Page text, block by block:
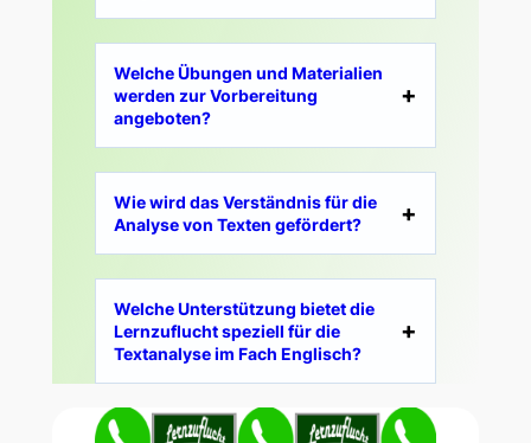
Welche Übungen und Materialien
werden zur Vorbereitung
angeboten?
Wie wird das Verständnis für die
Analyse von Texten gefördert?
Welche Unterstützung bietet die
Lernzuflucht speziell für die
Textanalyse im Fach Englisch?